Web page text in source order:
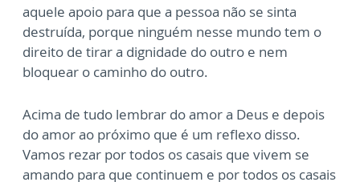
aquele apoio para que a pessoa não se sinta
destruída, porque ninguém nesse mundo tem o
direito de tirar a dignidade do outro e nem
bloquear o caminho do outro.
Acima de tudo lembrar do amor a Deus e depois
do amor ao próximo que é um reflexo disso.
Vamos rezar por todos os casais que vivem se
amando para que continuem e por todos os casais